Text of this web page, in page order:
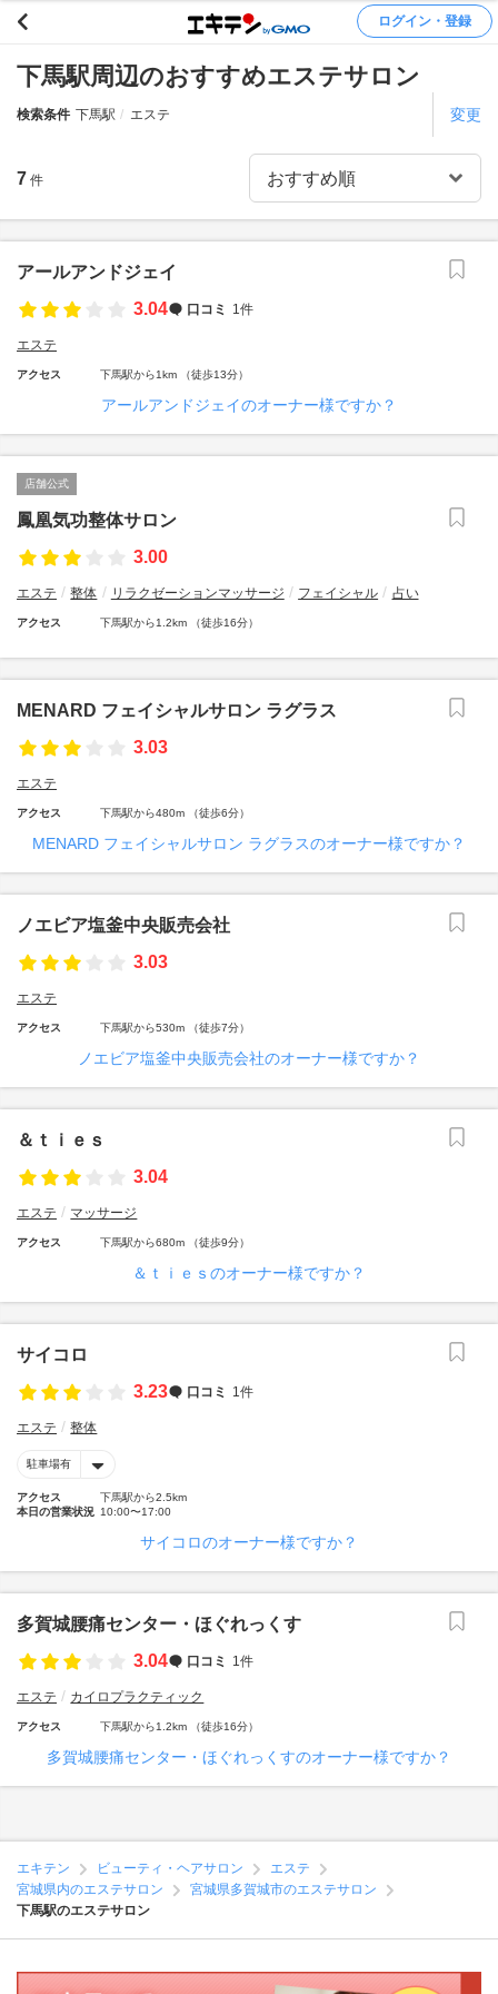
ログイン・登録
下馬駅周辺のおすすめエステサロン
検索条件 下馬駅 エステ 変更
7 件
アールアンドジェイ
3.04
口コミ 1件
エステ
アクセス 下馬駅から1km （徒歩13分）
アールアンドジェイのオーナー様ですか？
店舗公式
鳳凰気功整体サロン
3.00
エステ 整体 リラクゼーションマッサージ フェイシャル 占い
アクセス 下馬駅から1.2km （徒歩16分）
MENARD フェイシャルサロン ラグラス
3.03
エステ
アクセス 下馬駅から480m （徒歩6分）
MENARD フェイシャルサロン ラグラスのオーナー様ですか？
ノエビア塩釜中央販売会社
3.03
エステ
アクセス 下馬駅から530m （徒歩7分）
ノエビア塩釜中央販売会社のオーナー様ですか？
＆ｔｉｅｓ
3.04
エステ マッサージ
アクセス 下馬駅から680m （徒歩9分）
＆ｔｉｅｓのオーナー様ですか？
サイコロ
3.23
口コミ 1件
エステ 整体
駐車場有
アクセス
下馬駅から2.5km
本日の営業状況 10:00〜17:00
サイコロのオーナー様ですか？
多賀城腰痛センター・ほぐれっくす
3.04
口コミ 1件
エステ カイロプラクティック
アクセス 下馬駅から1.2km （徒歩16分）
多賀城腰痛センター・ほぐれっくすのオーナー様ですか？
エキテン ビューティ・ヘアサロン
エステ
宮城県内のエステサロン
宮城県多賀城市のエステサロン
下馬駅のエステサロン